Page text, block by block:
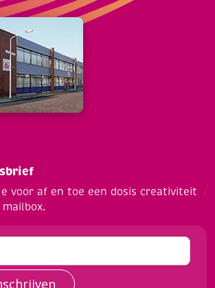
voor af en toe een dosis creativiteit